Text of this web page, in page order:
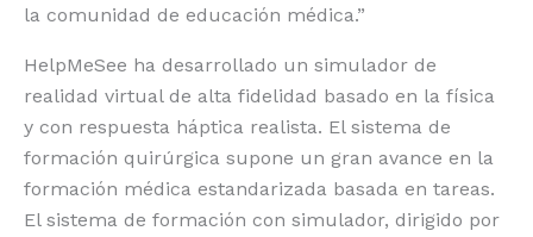
la comunidad de educación médica.”
HelpMeSee ha desarrollado un simulador de
realidad virtual de alta fidelidad basado en la física
y con respuesta háptica realista. El sistema de
formación quirúrgica supone un gran avance en la
formación médica estandarizada basada en tareas.
El sistema de formación con simulador, dirigido por